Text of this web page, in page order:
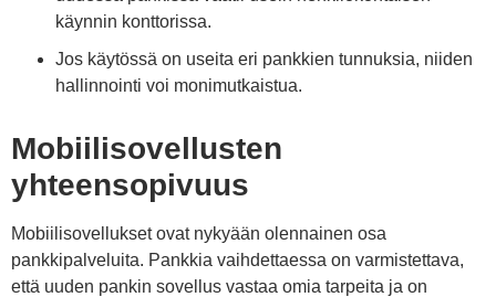
käynnin konttorissa.
Jos käytössä on useita eri pankkien tunnuksia, niiden
hallinnointi voi monimutkaistua.
Mobiilisovellusten
yhteensopivuus
Mobiilisovellukset ovat nykyään olennainen osa
pankkipalveluita. Pankkia vaihdettaessa on varmistettava,
että uuden pankin sovellus vastaa omia tarpeita ja on